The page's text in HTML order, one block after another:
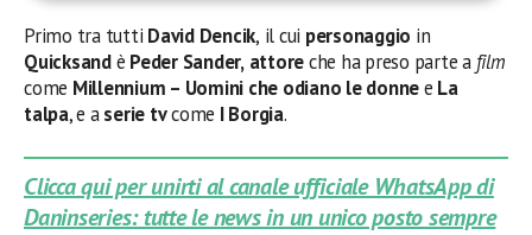
Primo tra tutti David Dencik, il cui personaggio in
Quicksandè Peder Sander, attoreche ha preso parte a film
come Millennium – Uomini che odiano le donnee La
talpa, e aserie tvcome I Borgia.
Clicca qui per unirti al canale ufficiale WhatsApp di
Daninseries: tutte le news in un unico posto sempre